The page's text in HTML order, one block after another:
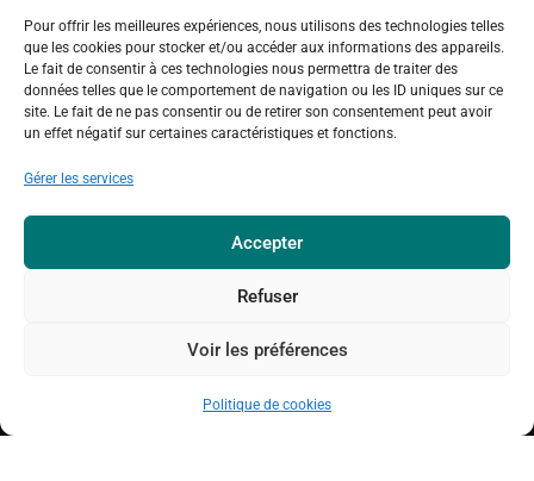
Pour offrir les meilleures expériences, nous utilisons des technologies telles
que les cookies pour stocker et/ou accéder aux informations des appareils.
Le fait de consentir à ces technologies nous permettra de traiter des
données telles que le comportement de navigation ou les ID uniques sur ce
site. Le fait de ne pas consentir ou de retirer son consentement peut avoir
un effet négatif sur certaines caractéristiques et fonctions.
Gérer les services
Accepter
Refuser
Voir les préférences
Politique de cookies
recueillies pour vous envoyer les actualités
de l’association. Pour en savoir plus sur la
gestion de vos données personnelles,
consultezla Politique de confidentialité.
POLITIQUE DE CONFIDENTIALITÉ